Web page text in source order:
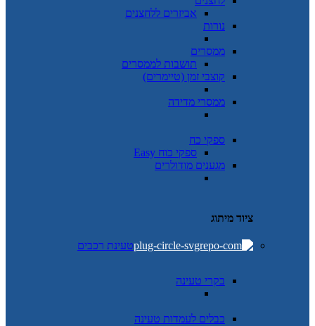
אביזרים ללחצנים
נורות
ממסרים
תושבות לממסרים
קוצבי זמן (טיימרים)
ממסרי מדידה
ספקי כח
ספקי כוח Easy
מגענים מודולרים
ציוד מיתוג
טעינת רכבים
בקרי טעינה
כבלים לעמדות טעינה